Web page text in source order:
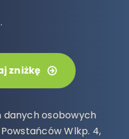
zniżkę
osobowych
Powstańców Wlkp. 4,